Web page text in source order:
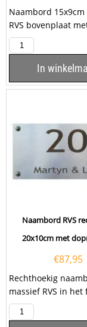
Naambord
RVS bovenplaat
ovale uitsparing en
plexiglas...
In
Naambord RVS
20x10cm met
€87,95
Rechthoekig
massief RVS in het
20x10cm en een
1mm. Het